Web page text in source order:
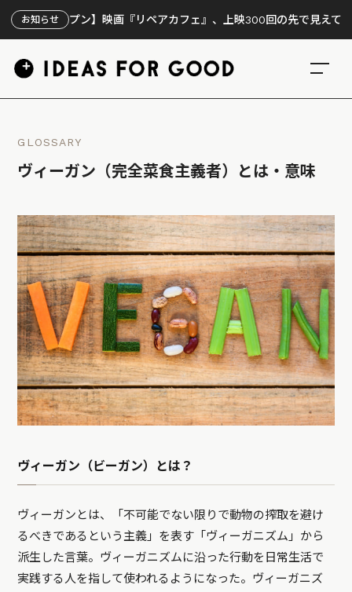
お知らせ
プン】映画『リペアカフェ』、上映300回の先で見えてきたこと
GLOSSARY
ヴィーガン（完全菜食主義者）とは・意味
ヴィーガン（ビーガン）とは？
ヴィーガンとは、「不可能でない限りで動物の搾取を避け
るべきであるという主義」を表す「ヴィーガニズム」から
派生した言葉。ヴィーガニズムに沿った行動を日常生活で
実践する人を指して使われるようになった。ヴィーガニズ